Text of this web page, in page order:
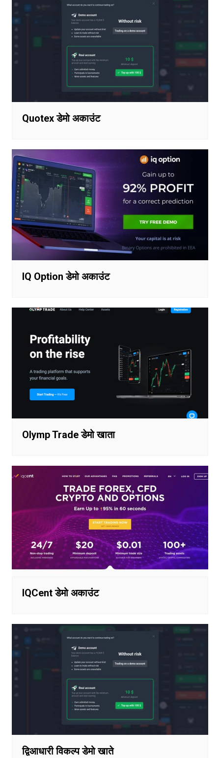
Quotex डेमो अकाउंट
IQ Option डेमो अकाउंट
Olymp Trade डेमो खाता
IQCent डेमो अकाउंट
द्विआधारी विकल्प डेमो खाते